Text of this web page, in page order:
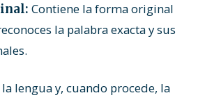
Contiene la forma original
la palabra exacta y sus
lengua y, cuando procede, la